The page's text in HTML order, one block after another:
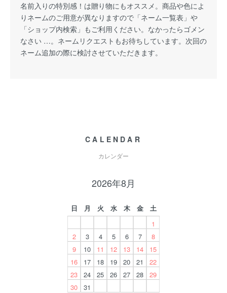
名前入りの特別感！は贈り物にもオススメ。商品や色によ
りネームのご用意が異なりますので「ネーム一覧表」や
「ショップ内検索」もご利用ください。なかったらゴメン
なさい …。ネームリクエストもお待ちしています。次回の
ネーム追加の際に検討させていただきます。
CALENDAR
カレンダー
2026年8月
日 月 火 水 木 金
土
1
2
3 4 5 6 7
8
9
10 11 12 13 14
15
16
17 18 19 20 21
22
23
24 25 26 27 28
29
30
31